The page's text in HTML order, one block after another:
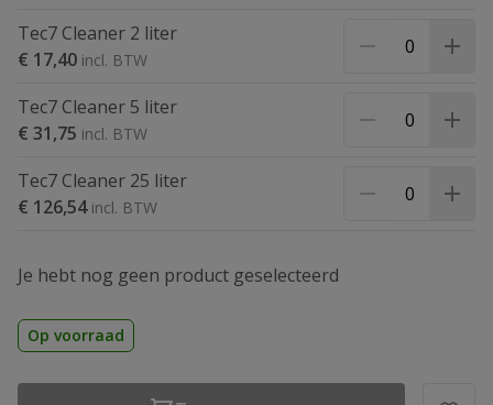
Tec7 Cleaner 2 liter
€ 17,40
Tec7 Cleaner 5 liter
€ 31,75
Tec7 Cleaner 25 liter
€ 126,54
Je hebt nog geen product geselecteerd
Op voorraad